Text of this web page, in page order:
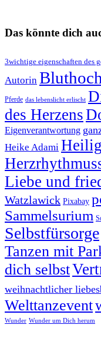
Das könnte dich
3wichtige eigenschaften des
Autorin
Pferde das lebenslicht erlischt
des Herzens
Eigenverantwortung
Heike Adami
Liebe und
Watzlawick Pixabay
Sammelsurium
Selbstfürsorge
Tanzen mit
dich selbst
weihnachtlicher
Welttanzevent
Wunder Wunder um Dich herum